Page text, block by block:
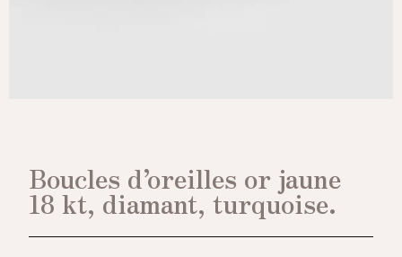
Boucles d’oreilles or jaune
18 kt, diamant, turquoise.